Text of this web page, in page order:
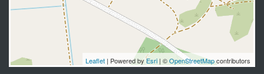
Leaflet | Powered byEsri | ©OpenStreetMapcontributors